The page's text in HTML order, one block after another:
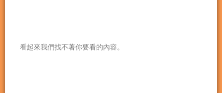
看起來我們找不著你要看的內容。